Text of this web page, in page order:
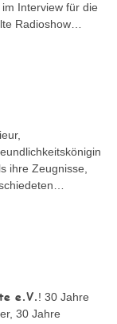
Interview für die
Radioshow…
ihre Zeugnisse,
e.V.! 30 Jahre
30 Jahre